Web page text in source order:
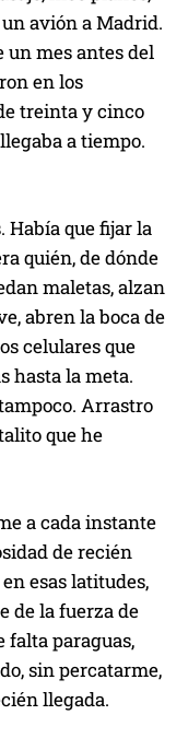
avión a Madrid.
un mes antes del
en los
treinta y cinco
a tiempo.
Había que fijar la
quién, de dónde
maletas, alzan
abren la boca de
celulares que
hasta la meta.
Arrastro
que he
a cada instante
de recién
esas latitudes,
de la fuerza de
falta paraguas,
sin percatarme,
llegada.